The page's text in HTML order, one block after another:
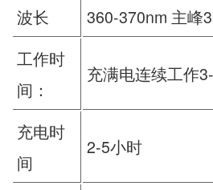
波长
360-370nm 主峰
工作时
间：
充满电连续工作
充电时
间
2-5小时